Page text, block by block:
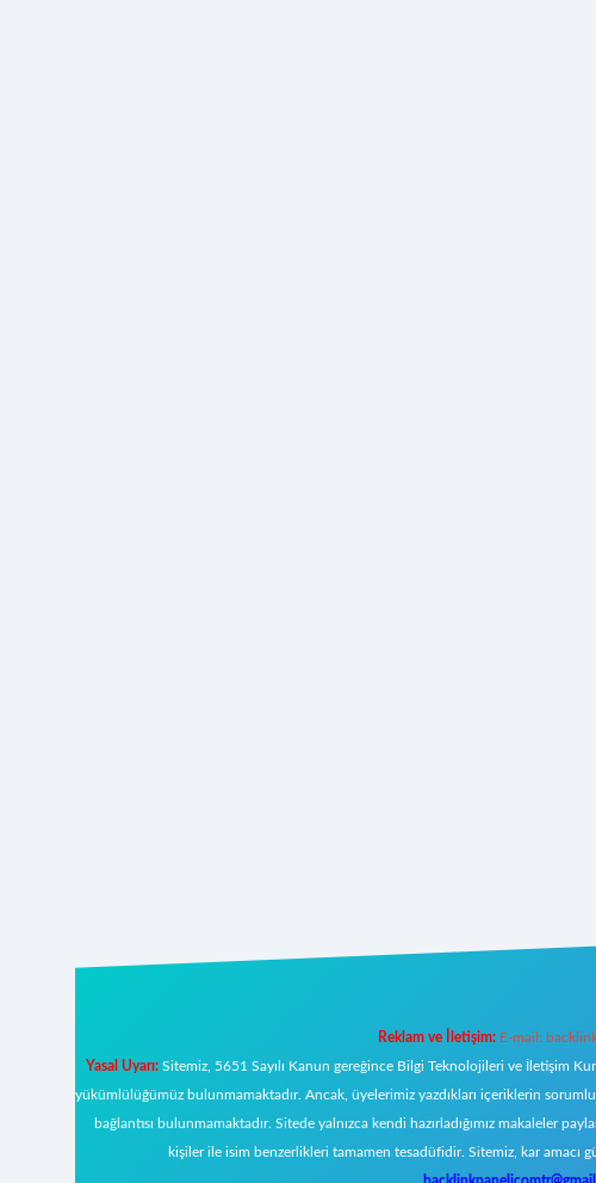
Reklam ve İletişim: E-mail:
Yasal Uyarı:Sitemiz, 5651 Sayılı Kanun gereğince Bilgi Teknolojileri ve İletişim
yükümlülüğümüz bulunmamaktadır. Ancak, üyelerimiz yazdıkları içeriklerin
bağlantısı bulunmamaktadır. Sitede yalnızca kendi hazırladığımız makaleler
kişiler ile isim benzerlikleri tamamen tesadüfidir. Sitemiz, kar amacı